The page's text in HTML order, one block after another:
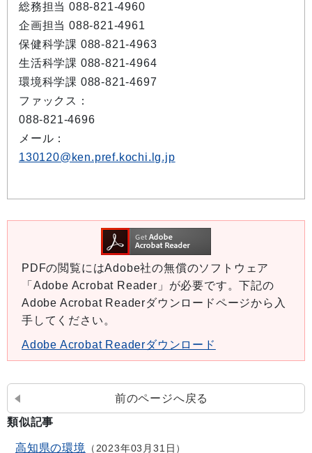
総務担当 088-821-4960
企画担当 088-821-4961
保健科学課 088-821-4963
生活科学課 088-821-4964
環境科学課 088-821-4697
ファックス：
088-821-4696
メール：
130120@ken.pref.kochi.lg.jp
PDFの閲覧にはAdobe社の無償のソフトウェア
「Adobe Acrobat Reader」が必要です。下記の
Adobe Acrobat Readerダウンロードページから入
手してください。
Adobe Acrobat Readerダウンロード
前のページへ戻る
類似記事
高知県の環境 2023年03月31日